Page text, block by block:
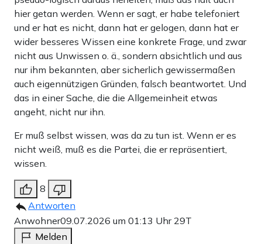
hier getan werden. Wenn er sagt, er habe telefoniert
und er hat es nicht, dann hat er gelogen, dann hat er
wider besseres Wissen eine konkrete Frage, und zwar
nicht aus Unwissen o. ä., sondern absichtlich und aus
nur ihm bekannten, aber sicherlich gewissermaßen
auch eigennützigen Gründen, falsch beantwortet. Und
das in einer Sache, die die Allgemeinheit etwas
angeht, nicht nur ihn.
Er muß selbst wissen, was da zu tun ist. Wenn er es
nicht weiß, muß es die Partei, die er repräsentiert,
wissen.
8
Antworten
Anwohner09.07.2026 um 01:13 Uhr 29T
Melden